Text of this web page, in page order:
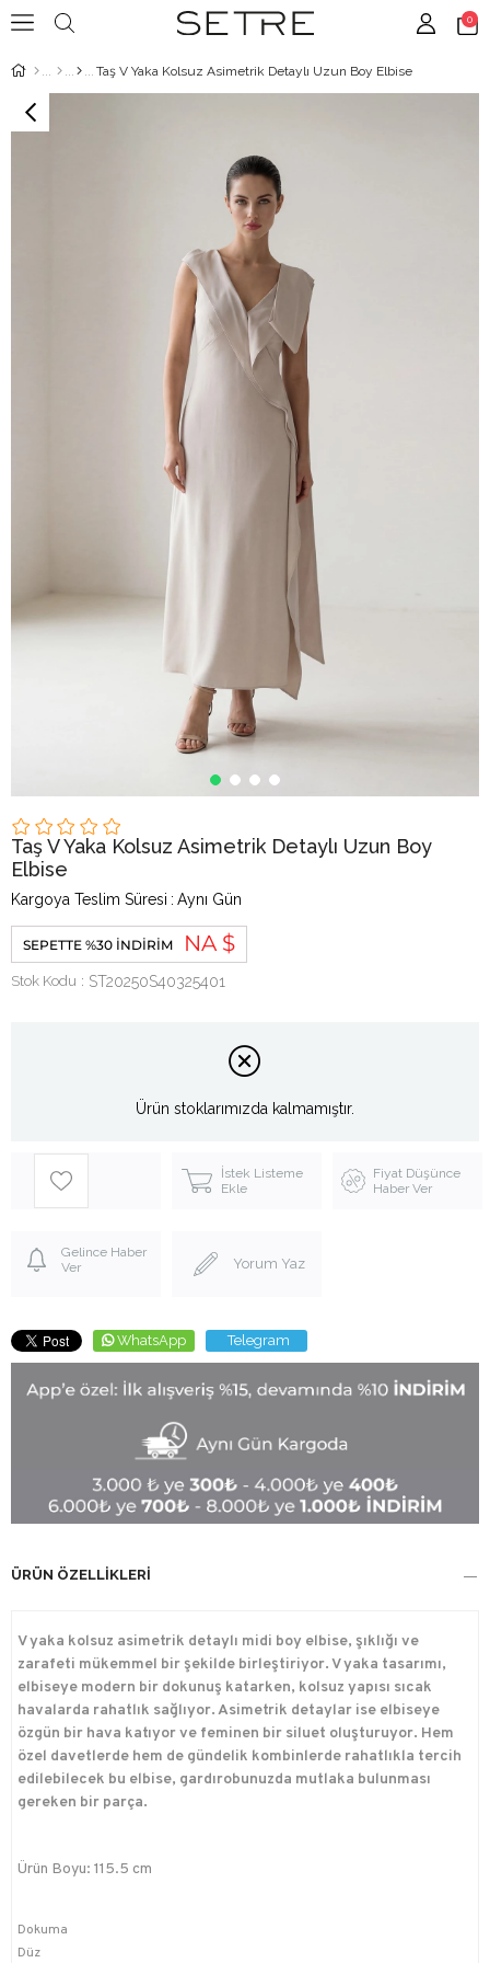
0
Taş V Yaka Kolsuz Asimetrik Detaylı Uzun Boy Elbise
Taş V Yaka Kolsuz Asimetrik Detaylı Uzun Boy
Elbise
Kargoya Teslim Süresi : Aynı Gün
SEPETTE %30 İNDIRIM NA $
Stok Kodu ST20250S40325401
Ürün stoklarımızda kalmamıştır.
İstek Listeme
Ekle
Fiyat Düşünce
Haber Ver
Gelince Haber
Ver
Yorum Yaz
WhatsApp Telegram
ÜRÜN ÖZELLIKLERI
V yaka kolsuz asimetrik detaylı midi boy elbise, şıklığı ve
zarafeti mükemmel bir şekilde birleştiriyor. V yaka tasarımı,
elbiseye modern bir dokunuş katarken, kolsuz yapısı sıcak
havalarda rahatlık sağlıyor. Asimetrik detaylar ise elbiseye
özgün bir hava katıyor ve feminen bir siluet oluşturuyor. Hem
özel davetlerde hem de gündelik kombinlerde rahatlıkla tercih
edilebilecek bu elbise, gardırobunuzda mutlaka bulunması
gereken bir parça.
Ürün Boyu: 115.5 cm
Dokuma
Düz